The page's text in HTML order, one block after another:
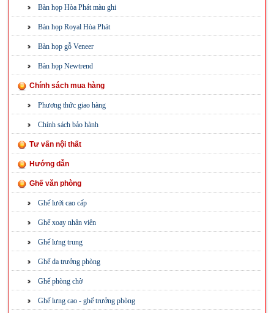
Bàn họp Hòa Phát màu ghi
Bàn họp Royal Hòa Phát
Bàn họp gỗ Veneer
Bàn họp Newtrend
Chính sách mua hàng
Phương thức giao hàng
Chính sách bảo hành
Tư vấn nội thất
Hướng dẫn
Ghế văn phòng
Ghế lưới cao cấp
Ghế xoay nhân viên
Ghế lưng trung
Ghế da trưởng phòng
Ghế phòng chờ
Ghế lưng cao - ghế trưởng phòng